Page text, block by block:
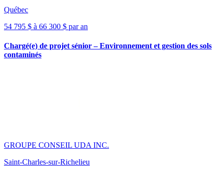
Québec
54 795 $ à 66 300 $ par an
Chargé(e) de projet sénior – Environnement et gestion des sols
contaminés
GROUPE CONSEIL UDA INC.
Saint-Charles-sur-Richelieu